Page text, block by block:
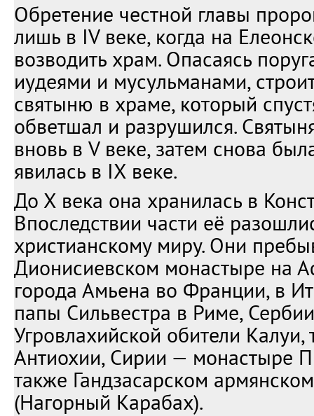
Обретение честной главы
лишь в IV веке, когда на
возводить храм. Опасаясь
иудеями и мусульманами,
святыню в храме, который
обветшал и разрушился.
вновь в V веке, затем снова
явилась в IX веке.
До Х века она хранилась в
Впоследствии части её
христианскому миру. Они
Дионисиевском монастыре на
города Амьена во Франции, в
папы Сильвестра в Риме,
Угровлахийской обители Калуи,
Антиохии, Сирии — монастыре
также Гандзасарском
(Нагорный Карабах).